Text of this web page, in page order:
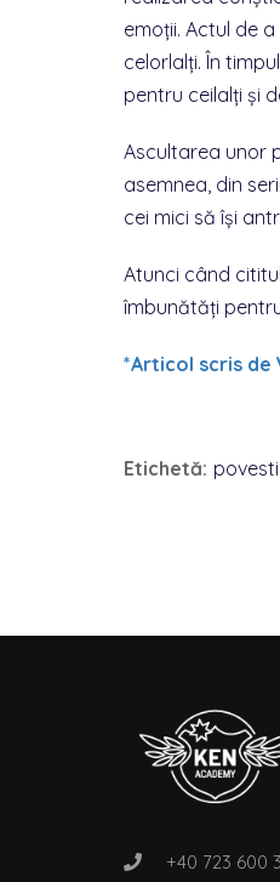
emoții. Actul de
celorlalți. În
pentru ceilalți și
Ascultarea unor
asemnea, din
cei mici să își
Atunci când
îmbunătăți
*Articol scris de
Etichetă: povesti
+40 723 600